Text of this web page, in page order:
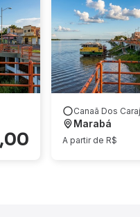
Canaã Dos
Marabá
A partir de R$